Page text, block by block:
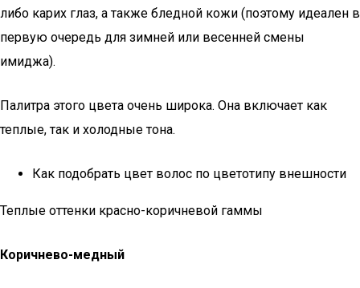
либо карих глаз, а также бледной кожи (поэтому идеален в
первую очередь для зимней или весенней смены
имиджа).
Палитра этого цвета очень широка. Она включает как
теплые, так и холодные тона.
Как подобрать цвет волос по цветотипу внешности
Теплые оттенки красно-коричневой гаммы
Коричнево-медный